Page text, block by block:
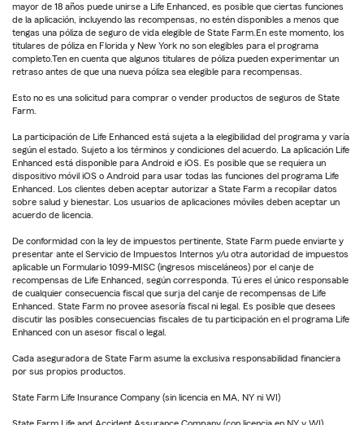
mayor de 18 años puede unirse a Life Enhanced, es posible que ciertas funciones
de la aplicación, incluyendo las recompensas, no estén disponibles a menos que
tengas una póliza de seguro de vida elegible de State Farm.En este momento, los
titulares de póliza en Florida y New York no son elegibles para el programa
completo.Ten en cuenta que algunos titulares de póliza pueden experimentar un
retraso antes de que una nueva póliza sea elegible para recompensas.
Esto no es una solicitud para comprar o vender productos de seguros de State
Farm.
La participación de Life Enhanced está sujeta a la elegibilidad del programa y varía
según el estado. Sujeto a los términos y condiciones del acuerdo. La aplicación Life
Enhanced está disponible para Android e iOS. Es posible que se requiera un
dispositivo móvil iOS o Android para usar todas las funciones del programa Life
Enhanced. Los clientes deben aceptar autorizar a State Farm a recopilar datos
sobre salud y bienestar. Los usuarios de aplicaciones móviles deben aceptar un
acuerdo de licencia.
De conformidad con la ley de impuestos pertinente, State Farm puede enviarte y
presentar ante el Servicio de Impuestos Internos y/u otra autoridad de impuestos
aplicable un Formulario 1099-MISC (ingresos misceláneos) por el canje de
recompensas de Life Enhanced, según corresponda. Tú eres el único responsable
de cualquier consecuencia fiscal que surja del canje de recompensas de Life
Enhanced. State Farm no provee asesoría fiscal ni legal. Es posible que desees
discutir las posibles consecuencias fiscales de tu participación en el programa Life
Enhanced con un asesor fiscal o legal.
Cada aseguradora de State Farm asume la exclusiva responsabilidad financiera
por sus propios productos.
State Farm Life Insurance Company (sin licencia en MA, NY ni WI)